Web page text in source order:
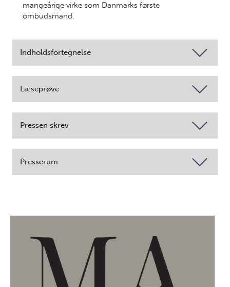
mangeårige virke som Danmarks første
ombudsmand.
Indholdsfortegnelse
Læseprøve
Pressen skrev
Presserum